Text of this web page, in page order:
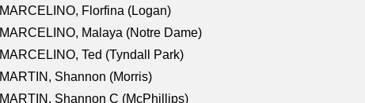
MARCELINO, Florfina (Logan)
MARCELINO, Malaya (Notre Dame)
MARCELINO, Ted (Tyndall Park)
MARTIN, Shannon (Morris)
MARTIN, Shannon C (McPhillips)